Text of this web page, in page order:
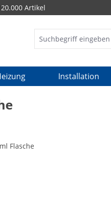
Artikel
Installation